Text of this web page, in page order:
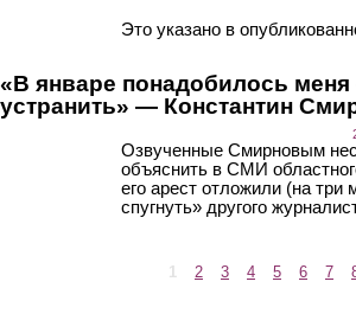
Это указано в
«В январе понадобилось меня
устранить» — Константин
Озвученные Смирновым
объяснить в СМИ
его арест отложили (на три
спугнуть» другого
1 2 3 4 5 6 7